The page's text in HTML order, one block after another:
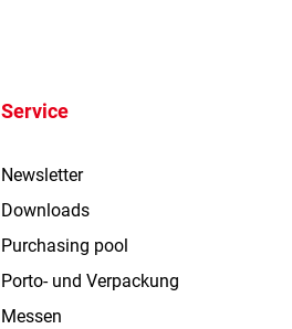
Service
Newsletter
Downloads
Purchasing pool
Porto- und Verpackung
Messen